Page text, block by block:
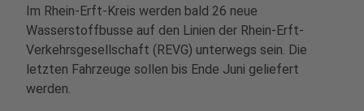
Im Rhein-Erft-Kreis werden bald 26 neue
Wasserstoffbusse auf den Linien der Rhein-Erft-
Verkehrsgesellschaft (REVG) unterwegs sein. Die
letzten Fahrzeuge sollen bis Ende Juni geliefert
werden.